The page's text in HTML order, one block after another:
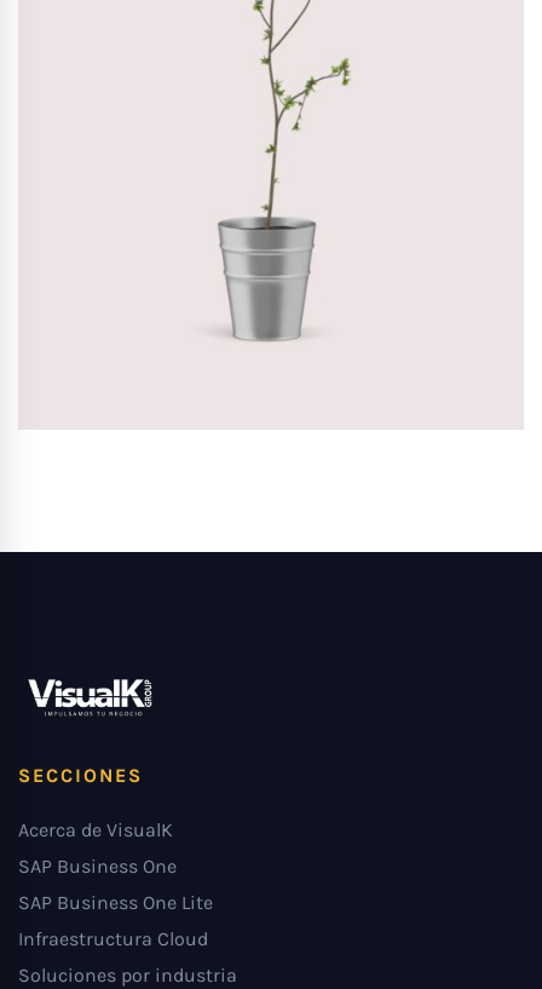
SECCIONES
Acerca de VisualK
SAP Business One
SAP Business One Lite
Infraestructura Cloud
Soluciones por industria